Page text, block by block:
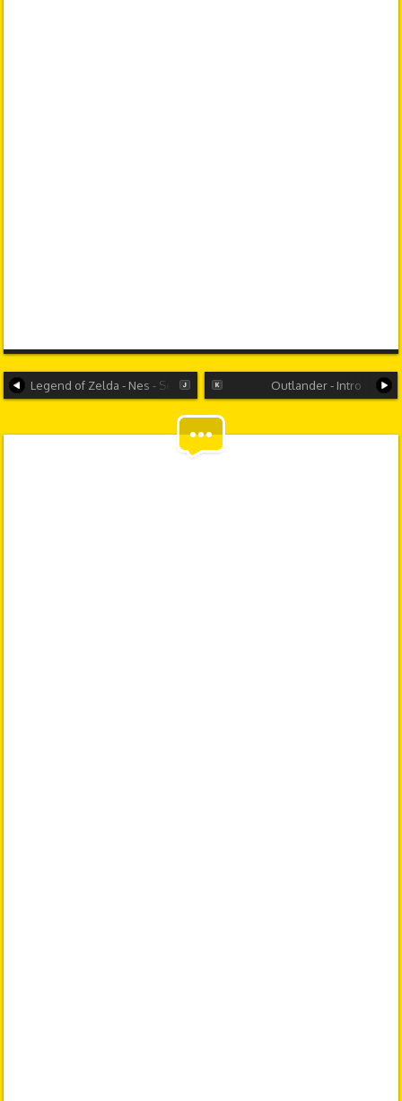
Legend of Zelda - Nes - Secreto revelado Outlander - Intro